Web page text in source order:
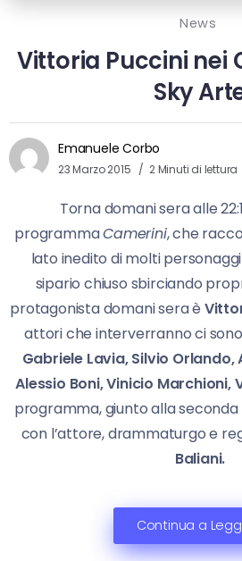
News
Vittoria Puccini nei
Sky
Emanuele Corbo
23 Marzo 2015 2 Minuti di lettura
Torna domani sera alle
programmaCamerini, che
lato inedito di molti
sipario chiuso sbirciando
protagonista domani sera è
attori che interverranno ci
Gabriele Lavia, Silvio Orlando,
Alessio Boni, Vinicio Marchioni,
programma, giunto alla
con l’attore, drammaturgo e
Baliani.
Continua a